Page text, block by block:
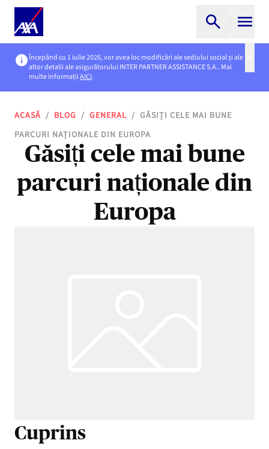
Începând cu 1 iulie 2026, vor avea loc modificări ale sediului social și ale
altor detalii ale asigurătorului INTER PARTNER ASSISTANCE S.A.. Mai
multe informațiiAICI.
ACASĂ / BLOG / GENERAL / GĂSIȚI CELE MAI BUNE
PARCURI NAȚIONALE DIN EUROPA
Găsiți cele mai bune
parcuri naționale din
Europa
Cuprins